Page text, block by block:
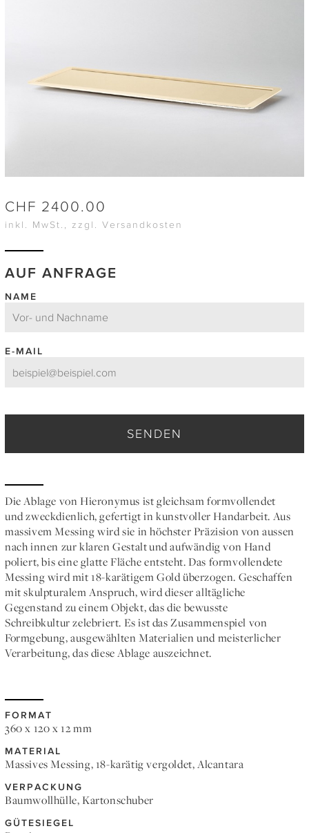
CHF 2400.00
inkl. MwSt., zzgl. Versandkosten
AUF ANFRAGE
NAME
E-MAIL
SENDEN
Die Ablage von Hieronymus ist gleichsam formvollendet
und zweckdienlich, gefertigt in kunstvoller Handarbeit. Aus
massivem Messing wird sie in höchster Präzision von aussen
nach innen zur klaren Gestalt und aufwändig von Hand
poliert, bis eine glatte Fläche entsteht. Das formvollendete
Messing wird mit 18-karätigem Gold überzogen. Geschaffen
mit skulpturalem Anspruch, wird dieser alltägliche
Gegenstand zu einem Objekt, das die bewusste
Schreibkultur zelebriert. Es ist das Zusammenspiel von
Formgebung, ausgewählten Materialien und meisterlicher
Verarbeitung, das diese Ablage auszeichnet.
FORMAT
360 x 120 x 12 mm
MATERIAL
Massives Messing, 18-karätig vergoldet, Alcantara
VERPACKUNG
Baumwollhülle, Kartonschuber
GÜTESIEGEL